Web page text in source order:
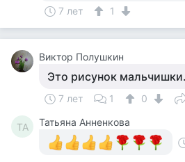
7 лет 1
Виктор Полушкин
Это рисунок
7 лет 1 0
ТА
Татьяна Анненкова